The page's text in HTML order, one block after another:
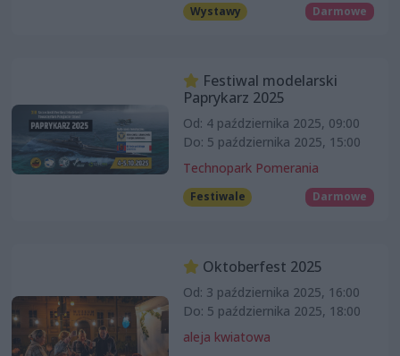
Wystawy Darmowe
Festiwal modelarski
Paprykarz 2025
Od: 4 października 2025, 09:00
Do: 5 października 2025, 15:00
Technopark Pomerania
Festiwale Darmowe
Oktoberfest 2025
Od: 3 października 2025, 16:00
Do: 5 października 2025, 18:00
aleja kwiatowa